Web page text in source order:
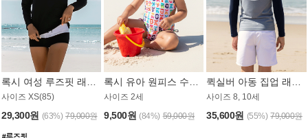
사이즈 XS(85)
29,300원 (63%) 79,000원
사이즈 2세
9,500원 (84%) 59,000원
사이즈 8, 10세
35,600원 (55%) 79,000원